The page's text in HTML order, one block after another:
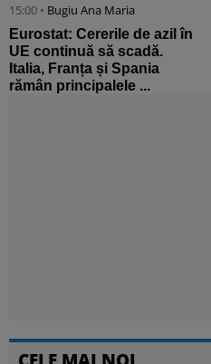
15:00 • Bugiu ⁠Ana Maria
Eurostat: Cererile de azil în
UE continuă să scadă.
Italia, Franța și Spania
rămân principalele ...